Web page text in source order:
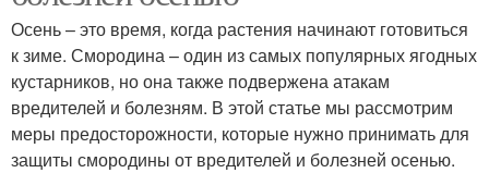
Осень – это время, когда растения начинают готовиться
к зиме. Смородина – один из самых популярных ягодных
кустарников, но она также подвержена атакам
вредителей и болезням. В этой статье мы рассмотрим
меры предосторожности, которые нужно принимать для
защиты смородины от вредителей и болезней осенью.